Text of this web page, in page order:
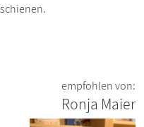
empfohlen von:
Ronja Maier